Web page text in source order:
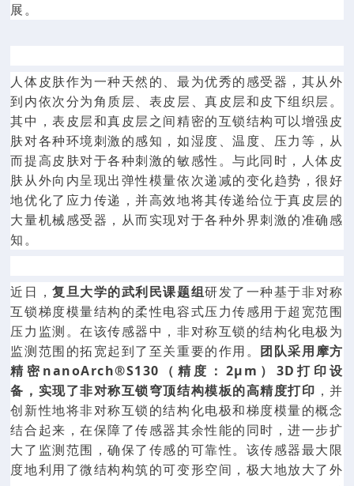
展。
人体皮肤作为一种天然的、最为优秀的感受器，其从外
到内依次分为角质层、表皮层、真皮层和皮下组织层。
其中，表皮层和真皮层之间精密的互锁结构可以增强皮
肤对各种环境刺激的感知，如湿度、温度、压力等，从
而提高皮肤对于各种刺激的敏感性。与此同时，人体皮
肤从外向内呈现出弹性模量依次递减的变化趋势，很好
地优化了应力传递，并高效地将其传递给位于真皮层的
大量机械感受器，从而实现对于各种外界刺激的准确感
知。
近日，复旦大学的武利民课题组研发了一种基于非对称
互锁梯度模量结构的柔性电容式压力传感用于超宽范围
压力监测。在该传感器中，非对称互锁的结构化电极为
监测范围的拓宽起到了至关重要的作用。 团队采用摩方
精密nanoArch®S130（精度：2μm）3D打印设
备，实现了非对称互锁穹顶结构模板的高精度打印 ，并
创新性地将非对称互锁的结构化电极和梯度模量的概念
结合起来，在保障了传感器其余性能的同时，进一步扩
大了监测范围，确保了传感的可靠性。该传感器最大限
度地利用了微结构构筑的可变形空间，极大地放大了外